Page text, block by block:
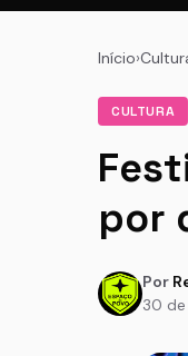
Início›
CULTURA
por
Por
30